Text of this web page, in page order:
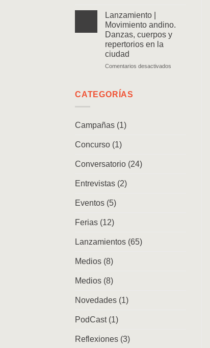
de
las
Lanzamiento |
Movimiento andino.
Danzas, cuerpos y
repertorios en la
ciudad
Comentarios desactivados
CATEGORÍAS
Campañas (1)
Concurso (1)
Conversatorio (24)
Entrevistas (2)
Eventos (5)
Ferias (12)
Lanzamientos (65)
Medios (8)
Medios (8)
Novedades (1)
PodCast(1)
Reflexiones (3)